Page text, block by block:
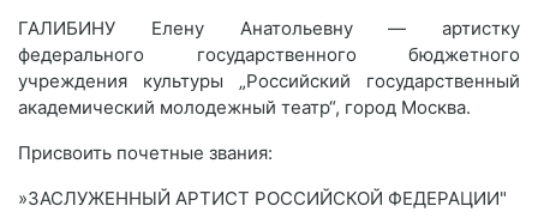
ГАЛИБИНУ Елену Анатольевну — артистку
федерального государственного бюджетного
учреждения культуры „Российский государственный
академический молодежный театр“, город Москва.
Присвоить почетные звания:
»ЗАСЛУЖЕННЫЙ АРТИСТ РОССИЙСКОЙ ФЕДЕРАЦИИ"